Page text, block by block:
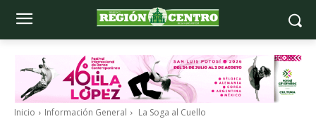
Inicio Información General La Soga al Cuello